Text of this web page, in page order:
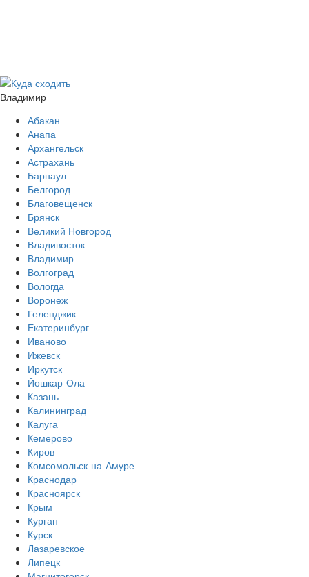
Владимир
Абакан
Анапа
Архангельск
Астрахань
Барнаул
Белгород
Благовещенск
Брянск
Великий Новгород
Владивосток
Владимир
Волгоград
Вологда
Воронеж
Геленджик
Екатеринбург
Иваново
Ижевск
Иркутск
Йошкар-Ола
Казань
Калининград
Калуга
Кемерово
Киров
Комсомольск-на-Амуре
Краснодар
Красноярск
Крым
Курган
Курск
Лазаревское
Липецк